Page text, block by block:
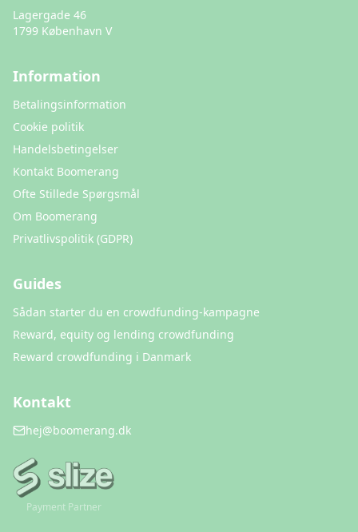
Lagergade 46
1799 København V
Information
Betalingsinformation
Cookie politik
Handelsbetingelser
Kontakt Boomerang
Ofte Stillede Spørgsmål
Om Boomerang
Privatlivspolitik (GDPR)
Guides
Sådan starter du en crowdfunding-kampagne
Reward, equity og lending crowdfunding
Reward crowdfunding i Danmark
Kontakt
hej@boomerang.dk
Payment Partner